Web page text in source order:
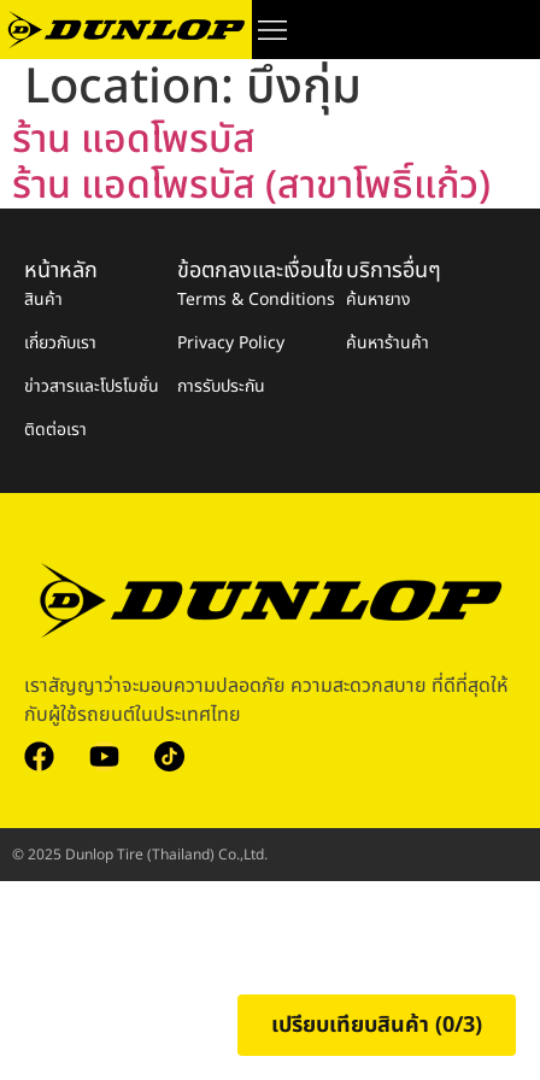
Location: บึงกุ่ม
ร้าน แอดโพรบัส
ร้าน แอดโพรบัส (สาขาโพธิ์แก้ว)
© 2025 Dunlop Tire (Thailand) Co.,Ltd.
เราสัญญาว่าจะมอบความปลอดภัย ความสะดวกสบาย ที่ดีที่สุดให้
กับผู้ใช้รถยนต์ในประเทศไทย
หน้าหลัก
สินค้า
เกี่ยวกับเรา
ข่าวสารและโปรโมชั่น
ติดต่อเรา
ข้อตกลงและเงื่อนไข
Terms & Conditions
Privacy Policy
การรับประกัน
บริการอื่นๆ
ค้นหายาง
ค้นหาร้านค้า
เปรียบเทียบสินค้า (0/3)